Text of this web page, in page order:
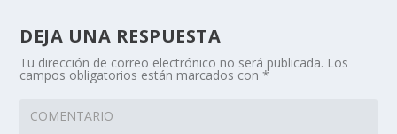
DEJA UNA RESPUESTA
Tu dirección de correo electrónico no será publicada. Los
campos obligatorios están marcados con*